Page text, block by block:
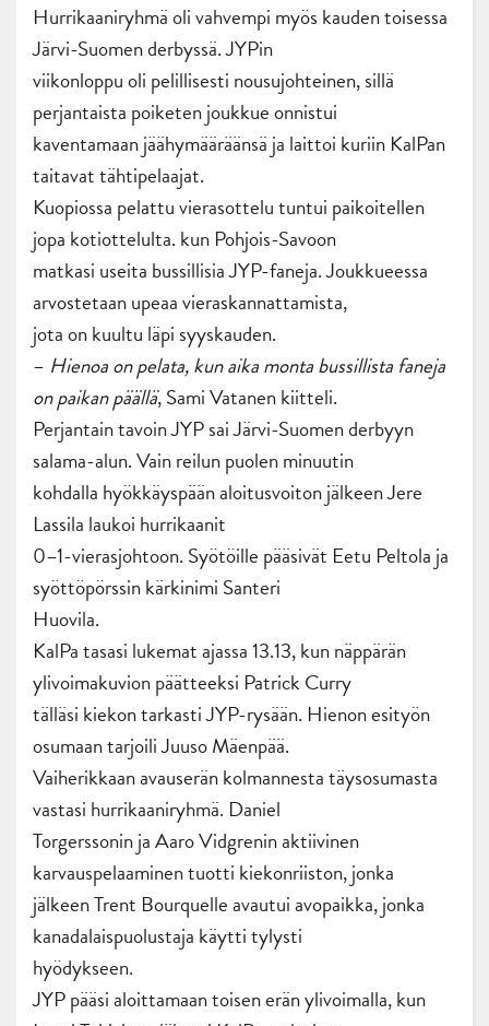
Hurrikaaniryhmä oli vahvempi myös kauden toisessa
Järvi-Suomen derbyssä. JYPin
viikonloppu oli pelillisesti nousujohteinen, sillä
perjantaista poiketen joukkue onnistui
kaventamaan jäähymääräänsä ja laittoi kuriin KalPan
taitavat tähtipelaajat.
Kuopiossa pelattu vierasottelu tuntui paikoitellen
jopa kotiottelulta. kun Pohjois-Savoon
matkasi useita bussillisia JYP-faneja. Joukkueessa
arvostetaan upeaa vieraskannattamista,
jota on kuultu läpi syyskauden.
– Hienoa on pelata, kun aika monta bussillista faneja
on paikan päällä, Sami Vatanen kiitteli.
Perjantain tavoin JYP sai Järvi-Suomen derbyyn
salama-alun. Vain reilun puolen minuutin
kohdalla hyökkäyspään aloitusvoiton jälkeen Jere
Lassila laukoi hurrikaanit
0–1-vierasjohtoon. Syötöille pääsivät Eetu Peltola ja
syöttöpörssin kärkinimi Santeri
Huovila.
KalPa tasasi lukemat ajassa 13.13, kun näppärän
ylivoimakuvion päätteeksi Patrick Curry
tälläsi kiekon tarkasti JYP-rysään. Hienon esityön
osumaan tarjoili Juuso Mäenpää.
Vaiherikkaan avauserän kolmannesta täysosumasta
vastasi hurrikaaniryhmä. Daniel
Torgerssonin ja Aaro Vidgrenin aktiivinen
karvauspelaaminen tuotti kiekonriiston, jonka
jälkeen Trent Bourquelle avautui avopaikka, jonka
kanadalaispuolustaja käytti tylysti
hyödykseen.
JYP pääsi aloittamaan toisen erän ylivoimalla, kun